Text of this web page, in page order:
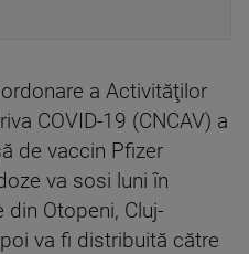
a Activităţilor
COVID-19 (CNCAV) a
de vaccin Pfizer
va sosi luni în
din Otopeni, Cluj-
va fi distribuită către